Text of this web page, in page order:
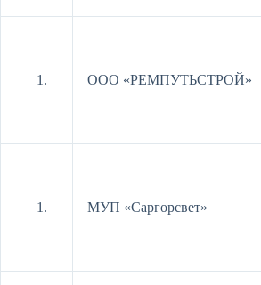
ООО «РЕМПУТЬСТРОЙ»
МУП «Саргорсвет»